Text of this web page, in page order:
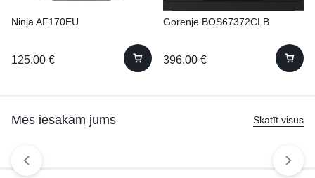
Ninja AF170EU
125.00 €
Gorenje BOS67372CLB
396.00 €
Mēs iesakām jums Skatīt visus